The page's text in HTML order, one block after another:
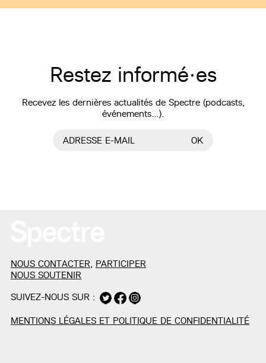
Restez informé·es
Recevez les dernières actualités de Spectre (podcasts,
événements…).
ADRESSE E-MAIL OK
NOUS CONTACTER, PARTICIPER
NOUS SOUTENIR
SUIVEZ-NOUS SUR :
MENTIONS LÉGALES ET POLITIQUE DE CONFIDENTIALITÉ